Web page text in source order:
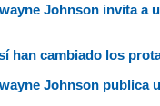
Johnson invita a
han cambiado los
Johnson publica